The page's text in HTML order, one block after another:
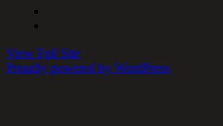
View Full Site
Proudly powered by WordPress